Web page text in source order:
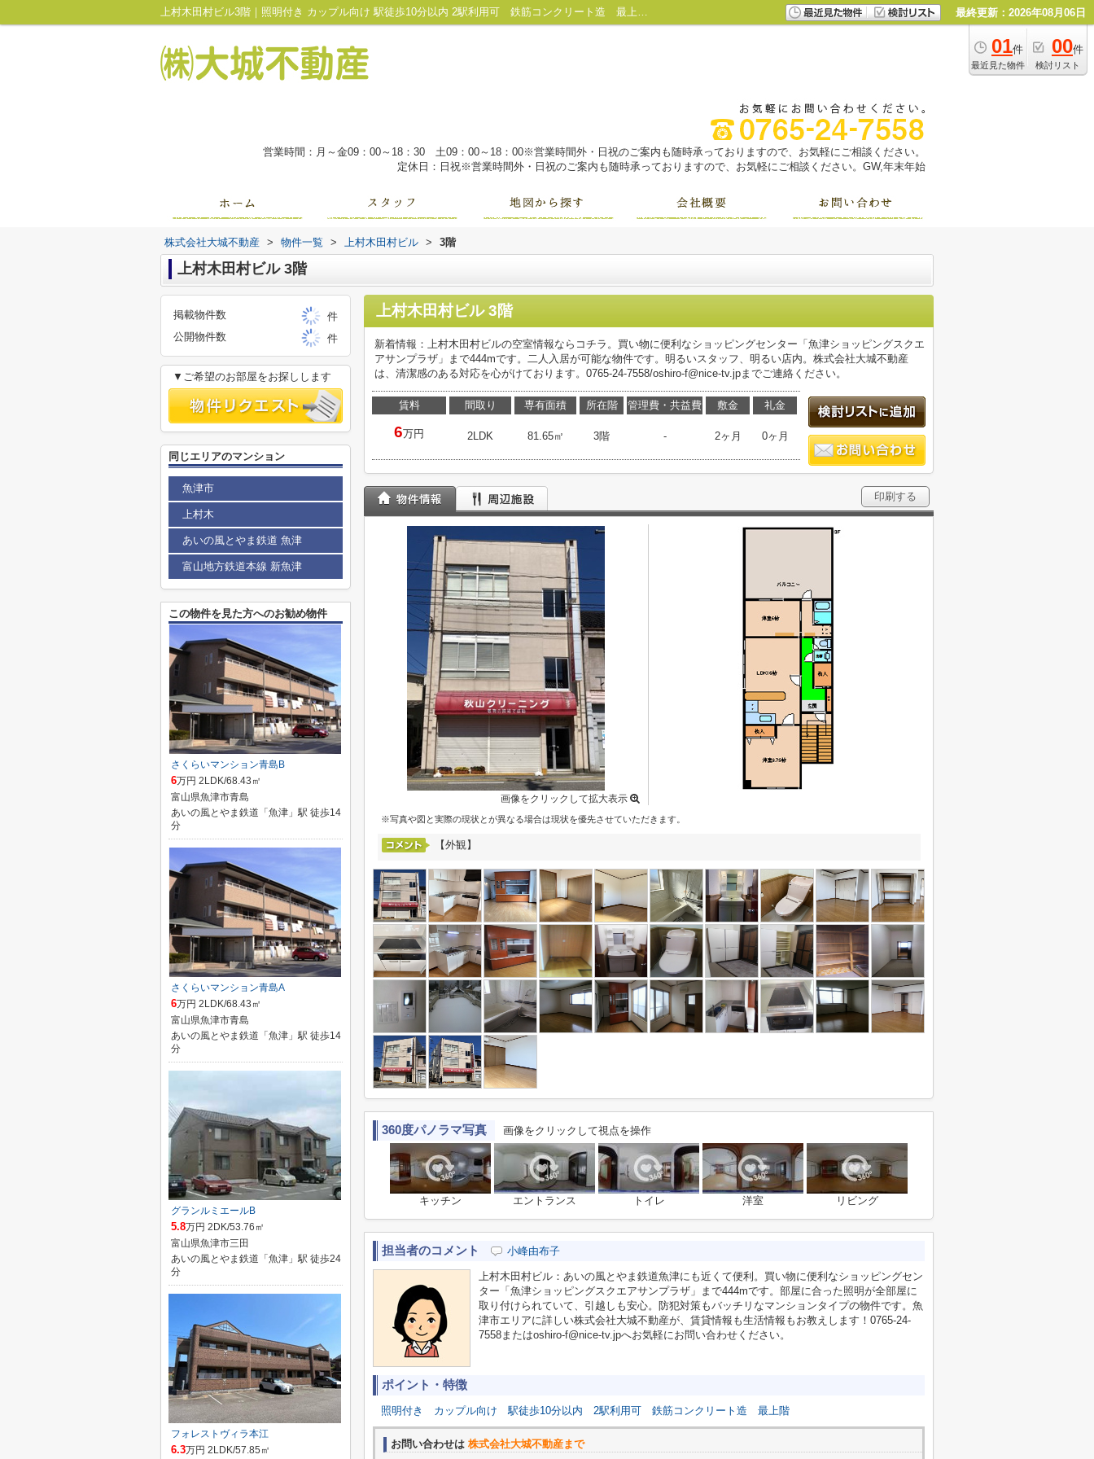
上村木田村ビル3階｜照明付き カップル向け 駅徒歩10分以内 2駅利用可 鉄筋コンクリート造 最上階｜魚津市・黒部市の不動産は株式会社大城不動産にお任せ！ 最終更新：2026年08月06日
01件
最近見た物件
00件
検討リスト
営業時間：月～金09：00～18：30 土09：00～18：00※営業時間外・日祝のご案内も随時承っておりますので、お気軽にご相談ください。
定休日：日祝※営業時間外・日祝のご案内も随時承っておりますので、お気軽にご相談ください。GW,年末年始
株式会社大城不動産 > 物件一覧 > 上村木田村ビル > 3階
上村木田村ビル 3階
上村木田村ビル 3階
新着情報：上村木田村ビルの空室情報ならコチラ。買い物に便利なショッピングセンター「魚津ショッピングスクエ
アサンプラザ」まで444mです。二人入居が可能な物件です。明るいスタッフ、明るい店内。株式会社大城不動産
は、清潔感のある対応を心がけております。0765-24-7558/oshiro-f@nice-tv.jpまでご連絡ください。
賃料
6万円
間取り
2LDK
専有面積
81.65㎡
所在階
3階
管理費・共益費
-
敷金
2ヶ月
礼金
0ヶ月
印刷する
画像をクリックして拡大表示
※写真や図と実際の現状とが異なる場合は現状を優先させていただきます。
【外観】
360度パノラマ写真 画像をクリックして視点を操作
キッチン エントランス トイレ 洋室 リビング
担当者のコメント 小峰由布子
上村木田村ビル：あいの風とやま鉄道魚津にも近くて便利。買い物に便利なショッピングセン
ター「魚津ショッピングスクエアサンプラザ」まで444mです。部屋に合った照明が全部屋に
取り付けられていて、引越しも安心。防犯対策もバッチリなマンションタイプの物件です。魚
津市エリアに詳しい株式会社大城不動産が、賃貸情報も生活情報もお教えします！0765-24-
7558またはoshiro-f@nice-tv.jpへお気軽にお問い合わせください。
ポイント・特徴
照明付き カップル向け 駅徒歩10分以内 2駅利用可 鉄筋コンクリート造 最上階
お問い合わせは 株式会社大城不動産まで
掲載物件数
件
公開物件数
件
▼ご希望のお部屋をお探しします
同じエリアのマンション
魚津市
上村木
あいの風とやま鉄道 魚津
富山地方鉄道本線 新魚津
この物件を見た方へのお勧め物件
さくらいマンション青島B
6万円 2LDK/68.43㎡
富山県魚津市青島
あいの風とやま鉄道「魚津」駅 徒歩14
分
さくらいマンション青島A
6万円 2LDK/68.43㎡
富山県魚津市青島
あいの風とやま鉄道「魚津」駅 徒歩14
分
グランルミエールB
5.8万円 2DK/53.76㎡
富山県魚津市三田
あいの風とやま鉄道「魚津」駅 徒歩24
分
フォレストヴィラ本江
6.3万円 2LDK/57.85㎡